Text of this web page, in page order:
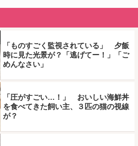
「ものすごく監視されている」 夕飯
時に見た光景が？「逃げてー！」「ご
めんなさい」
「圧がすごい…！」 おいしい海鮮丼
を食べてきた飼い主、３匹の猫の視線
が？